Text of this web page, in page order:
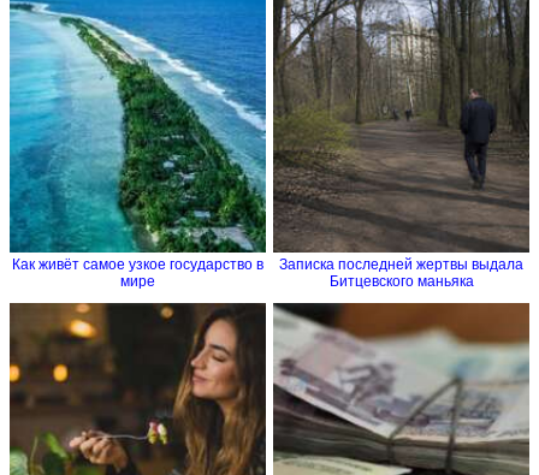
Как живёт самое узкое государство в
мире
Записка последней жертвы выдала
Битцевского маньяка